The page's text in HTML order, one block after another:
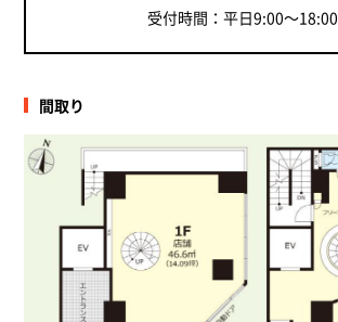
受付時間：平日9:00～18:00
間取り